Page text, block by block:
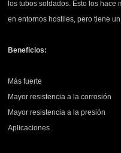
los tubos soldados. Esto los hace
en entornos hostiles, pero tiene un
Beneficios:
Más fuerte
Mayor resistencia a la corrosión
Mayor resistencia a la presión
Aplicaciones